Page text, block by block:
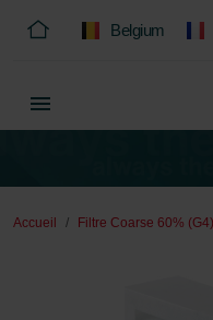
Belgium
Accueil Filtre Coarse 60% (G4)